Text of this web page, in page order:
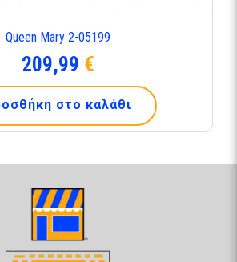
Queen Mary 2-05199
209,99 €
στο καλάθι